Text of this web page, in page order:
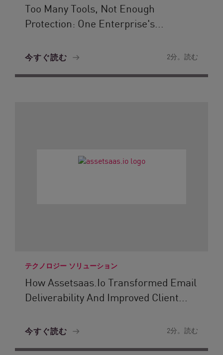
Too Many Tools, Not Enough
Protection: One Enterprise's...
今すぐ読む 2分。読む
テクノロジー ソリューション
How Assetsaas.io Transformed Email
Deliverability And Improved Client...
今すぐ読む 2分。読む